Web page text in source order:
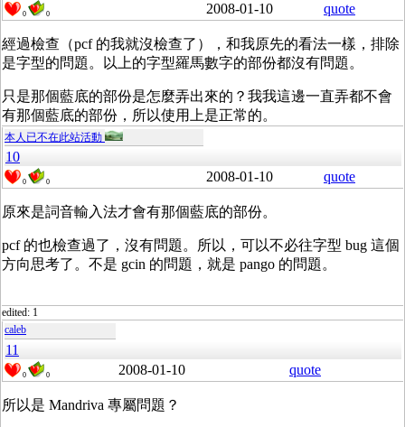
0 0 2008-01-10 quote
經過檢查（pcf 的我就沒檢查了），和我原先的看法一樣，排除
是字型的問題。以上的字型羅馬數字的部份都沒有問題。
只是那個藍底的部份是怎麼弄出來的？我我這邊一直弄都不會
有那個藍底的部份，所以使用上是正常的。
本人已不在此站活動
10
0 0 2008-01-10 quote
原來是詞音輸入法才會有那個藍底的部份。
pcf 的也檢查過了，沒有問題。所以，可以不必往字型 bug 這個
方向思考了。不是 gcin 的問題，就是 pango 的問題。
edited: 1
caleb
11
0 0 2008-01-10 quote
所以是 Mandriva 專屬問題？